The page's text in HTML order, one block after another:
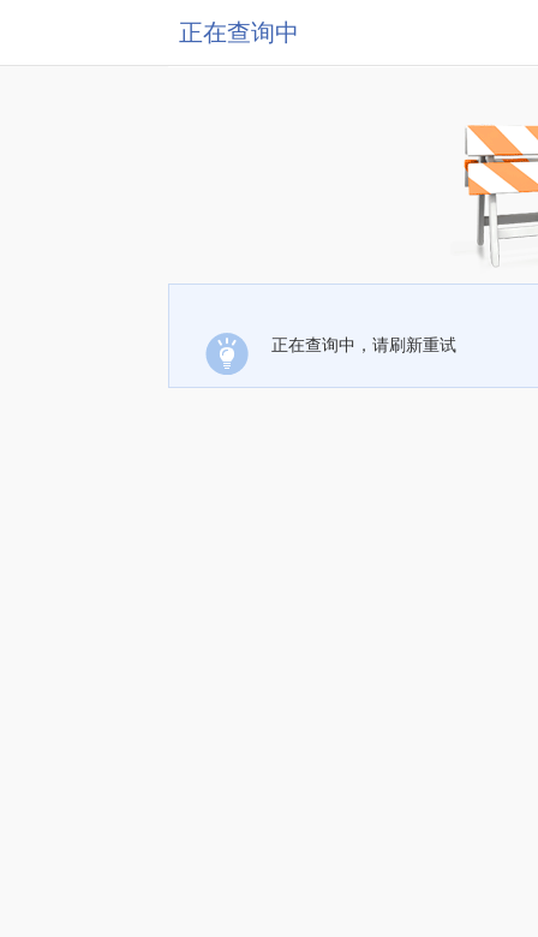
正在查询中
正在查询中，请刷新重试